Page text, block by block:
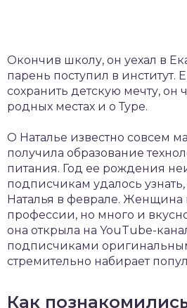
Окончив школу, он уехал в
парень поступил в институт.
сохранить детскую мечту, он
родных местах и о Туре.
О Наталье известно совсем
получила образование
питания. Год ее рождения
подписчикам удалось
Наталья в феврале. Женщина
профессии, но много и
она открыла на YouTube-
подписчиками
стремительно набирает
Как